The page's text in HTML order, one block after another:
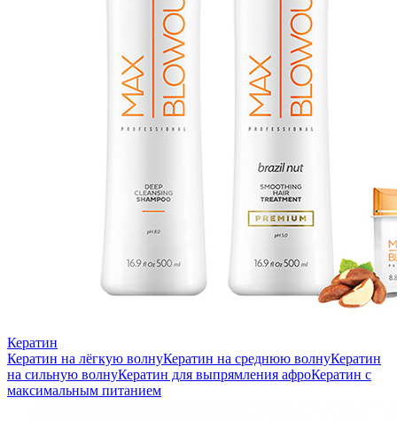
Кератин
Кератин на лёгкую волнуКератин на среднюю волнуКератин
на сильную волнуКератин для выпрямления афроКератин с
максимальным питанием